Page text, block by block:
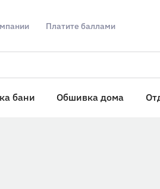
Платите баллами
бани Обшивка дома